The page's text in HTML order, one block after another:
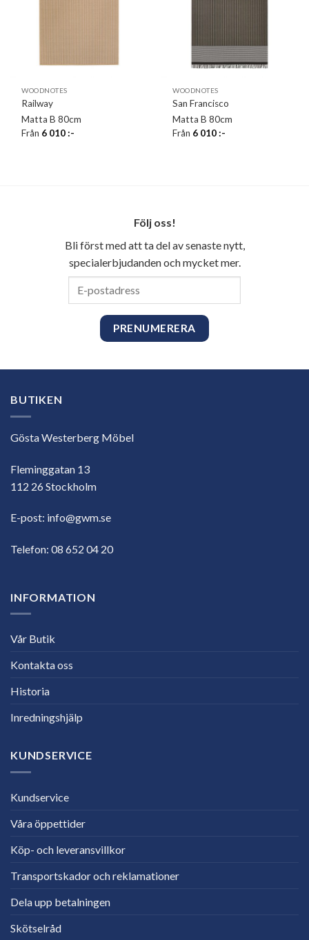
WOODNOTES
Railway
Matta B 80cm
Från 6 010:-
WOODNOTES
San Francisco
Matta B 80cm
Från 6 010:-
Följ oss!
Bli först med att ta del av senaste nytt,
specialerbjudanden och mycket mer.
BUTIKEN
Gösta Westerberg Möbel
Fleminggatan 13
112 26 Stockholm
E-post: info@gwm.se
Telefon: 08 652 04 20
INFORMATION
Vår Butik
Kontakta oss
Historia
Inredningshjälp
KUNDSERVICE
Kundservice
Våra öppettider
Köp- och leveransvillkor
Transportskador och reklamationer
Dela upp betalningen
Skötselråd